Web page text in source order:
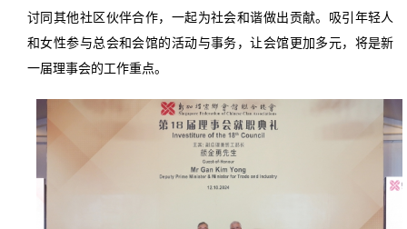
讨同其他社区伙伴合作，一起为社会和谐做出贡献。吸引年轻人
和女性参与总会和会馆的活动与事务，让会馆更加多元，将是新
一届理事会的工作重点。